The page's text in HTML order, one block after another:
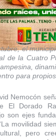
el
de la Cuatro
para
Nemocón
El Dorado
son ejes
movilidad
pero